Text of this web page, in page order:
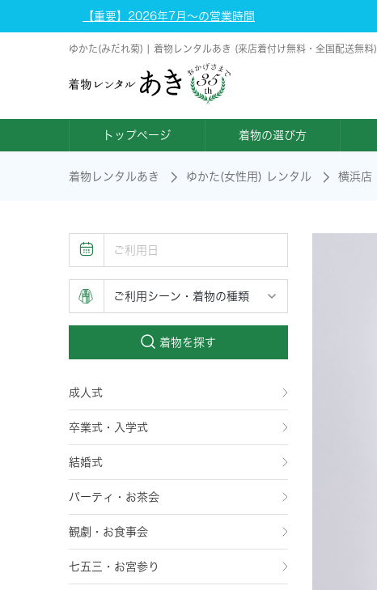
【重要】2026年7月～の営業時間
ゆかた(みだれ菊) | 着物レンタルあき (来店着付け無料・全国配送無料)
トップページ 着物の選び方
着物レンタルあき ゆかた(女性用) レンタル 横浜店
着物を探す
成人式
卒業式・入学式
結婚式
パーティ・お茶会
観劇・お食事会
七五三・お宮参り